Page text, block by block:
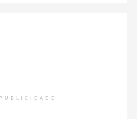
PUBLICIDADE